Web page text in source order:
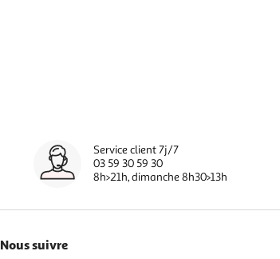
Service client 7j/7
03 59 30 59 30
8h>21h, dimanche 8h30>13h
Nous suivre